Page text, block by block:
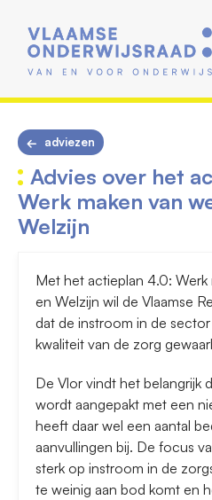
adviezen
Advies over het
Werk maken van
Welzijn
Met het actieplan 4.0: Werk
en Welzijn wil de Vlaamse
dat de instroom in de
kwaliteit van de zorg
De Vlor vindt het belangrijk
wordt aangepakt met een
heeft daar wel een aantal
aanvullingen bij. De focus
sterk op instroom in de
te weinig aan bod komt en